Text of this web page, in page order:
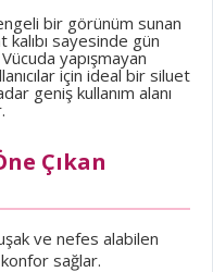
bir görünüm sunan
sayesinde gün
yapışmayan
için ideal bir siluet
geniş kullanım alanı
Çıkan
ve nefes alabilen
sağlar.